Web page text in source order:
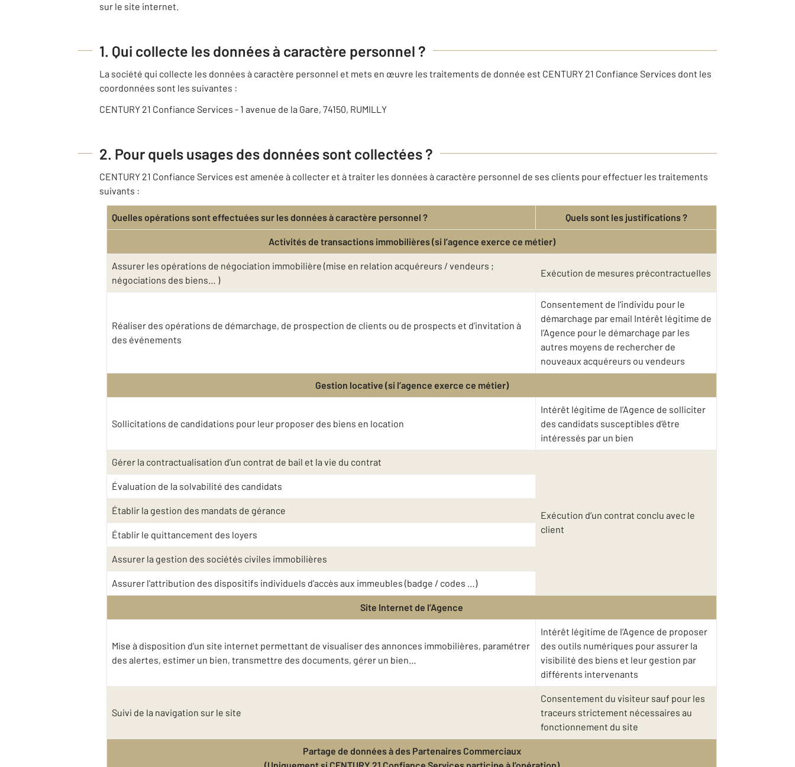
sur le site internet.
1. Qui collecte les données à caractère personnel ?
La société qui collecte les données à caractère personnel et mets en œuvre les traitements de donnée est CENTURY 21 Confiance Services dont les
coordonnées sont les suivantes :
CENTURY 21 Confiance Services - 1 avenue de la Gare, 74150, RUMILLY
2. Pour quels usages des données sont collectées ?
CENTURY 21 Confiance Services est amenée à collecter et à traiter les données à caractère personnel de ses clients pour effectuer les traitements
suivants :
Quelles opérations sont effectuées sur les données à caractère personnel ? Quels sont les justifications ?
Activités de transactions immobilières (si l’agence exerce ce métier)
Assurer les opérations de négociation immobilière (mise en relation acquéreurs / vendeurs ;
négociations des biens… )
Exécution de mesures précontractuelles
Réaliser des opérations de démarchage, de prospection de clients ou de prospects et d’invitation à
des événements
Consentement de l’individu pour le
démarchage par email Intérêt légitime de
l’Agence pour le démarchage par les
autres moyens de rechercher de
nouveaux acquéreurs ou vendeurs
Gestion locative (si l’agence exerce ce métier)
Sollicitations de candidations pour leur proposer des biens en location
Intérêt légitime de l’Agence de solliciter
des candidats susceptibles d’être
intéressés par un bien
Gérer la contractualisation d’un contrat de bail et la vie du contrat
Exécution d’un contrat conclu avec le
client
Évaluation de la solvabilité des candidats
Établir la gestion des mandats de gérance
Établir le quittancement des loyers
Assurer la gestion des sociétés civiles immobilières
Assurer l'attribution des dispositifs individuels d'accès aux immeubles (badge / codes …)
Site Internet de l’Agence
Mise à disposition d’un site internet permettant de visualiser des annonces immobilières, paramétrer
des alertes, estimer un bien, transmettre des documents, gérer un bien…
Intérêt légitime de l’Agence de proposer
des outils numériques pour assurer la
visibilité des biens et leur gestion par
différents intervenants
Suivi de la navigation sur le site
Consentement du visiteur sauf pour les
traceurs strictement nécessaires au
fonctionnement du site
Partage de données à des Partenaires Commerciaux
(Uniquement si CENTURY 21 Confiance Services participe à l’opération)